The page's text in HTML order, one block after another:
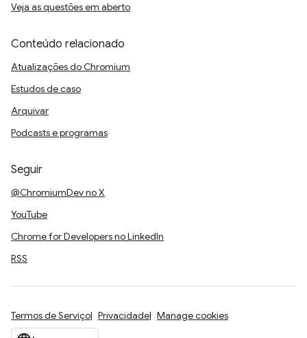
Veja as questões em aberto
Conteúdo relacionado
Atualizações do Chromium
Estudos de caso
Arquivar
Podcasts e programas
Seguir
@ChromiumDev no X
YouTube
Chrome for Developers no LinkedIn
RSS
Termos de Serviço Privacidade Manage cookies